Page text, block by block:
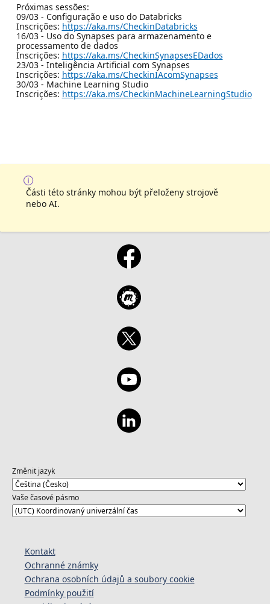
Próximas sessões:
09/03 - Configuração e uso do Databricks
Inscrições: https://aka.ms/CheckinDatabricks
16/03 - Uso do Synapses para armazenamento e
processamento de dados
Inscrições: https://aka.ms/CheckinSynapsesEDados
23/03 - Inteligência Artificial com Synapses
Inscrições: https://aka.ms/CheckinIAcomSynapses
30/03 - Machine Learning Studio
Inscrições: https://aka.ms/CheckinMachineLearningStudio
Části této stránky mohou být přeloženy strojově
nebo AI.
Změnit jazyk
Vaše časové pásmo
Kontakt
Ochranné známky
Ochrana osobních údajů a soubory cookie
Podmínky použití